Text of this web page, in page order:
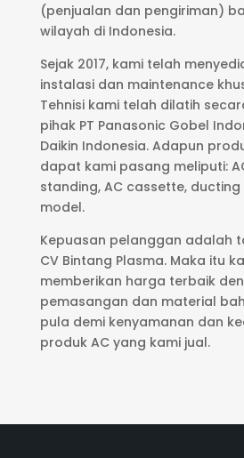
(penjualan dan pengiriman)
wilayah di Indonesia.
Sejak 2017, kami telah
instalasi dan maintenance
Tehnisi kami telah dilatih
pihak PT Panasonic Gobel
Daikin Indonesia. Adapun
dapat kami pasang meliputi:
standing, AC cassette, ducting
model.
Kepuasan pelanggan adalah
CV Bintang Plasma. Maka itu
memberikan harga terbaik
pemasangan dan material
pula demi kenyamanan dan
produk AC yang kami jual.